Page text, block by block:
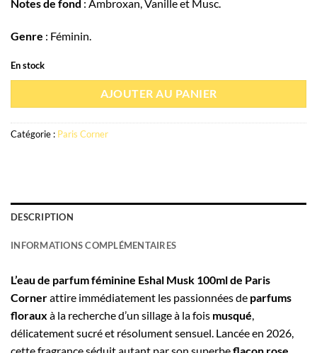
Notes de fond : Ambroxan, Vanille et Musc.
Genre : Féminin.
En stock
AJOUTER AU PANIER
Catégorie : Paris Corner
DESCRIPTION
INFORMATIONS COMPLÉMENTAIRES
L’eau de parfum féminine Eshal Musk 100ml de Paris
Cornerattire immédiatement les passionnées de parfums
floraux à la recherche d’un sillage à la fois musqué,
délicatement sucré et résolument sensuel. Lancée en 2026,